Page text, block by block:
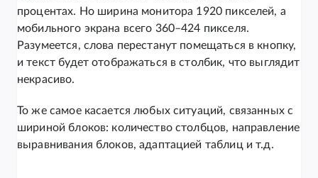
процентах. Но ширина монитора 1920 пикселей, а
мобильного экрана всего 360–424 пикселя.
Разумеется, слова перестанут помещаться в кнопку,
и текст будет отображаться в столбик, что выглядит
некрасиво.
То же самое касается любых ситуаций, связанных с
шириной блоков: количество столбцов, направление
выравнивания блоков, адаптацией таблиц и т.д.